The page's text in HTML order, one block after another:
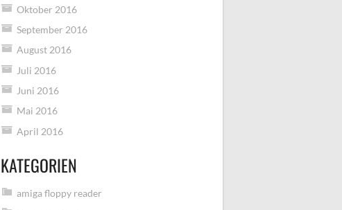
Oktober 2016
September 2016
August 2016
Juli 2016
Juni 2016
Mai 2016
April 2016
KATEGORIEN
amiga floppy reader